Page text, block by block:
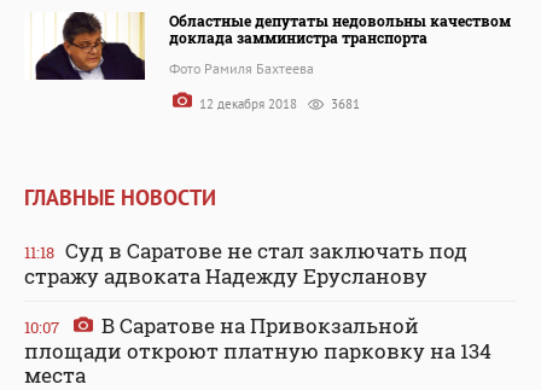
Областные депутаты недовольны качеством
доклада замминистра транспорта
Фото Рамиля Бахтеева
12 декабря 2018 3681
ГЛАВНЫЕ НОВОСТИ
11:18 Суд в Саратове не стал заключать под
стражу адвоката Надежду Ерусланову
10:07
В Саратове на Привокзальной
площади откроют платную парковку на 134
места